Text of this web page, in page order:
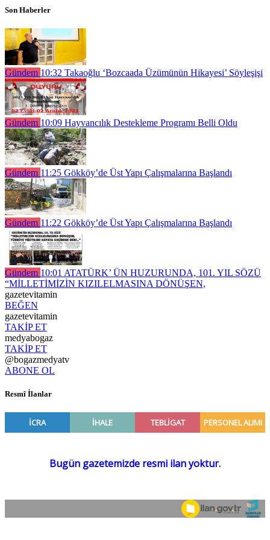
Son Haberler
Gündem 10:32 Takaoğlu ‘Bozcaada Üzümünün Hikayesi’ Söyleşişi
Gündem 10:09 Hayvancılık Destekleme Programı Belli Oldu
Gündem 11:25 Gökköy’de Üst Yapı Çalışmalarına Başlandı
Gündem 11:22 Gökköy’de Üst Yapı Çalışmalarına Başlandı
Gündem 10:01 ATATÜRK’ ÜN HUZURUNDA, 101. YIL SÖZÜ
“MİLLETİMİZİN KIZILELMASINA DÖNÜŞEN,
gazetevitamin
BEĞEN
gazetevitamin
TAKİP ET
medyabogaz
TAKİP ET
@bogazmedyatv
ABONE OL
Resmî İlanlar